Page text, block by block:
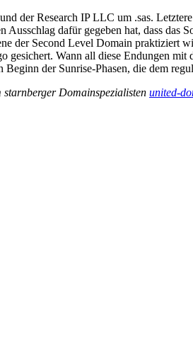
der Research IP LLC um .sas.
dafür gegeben hat, dass
der Second Level Domain praktiziert
Wann all diese Endungen
der Sunrise-Phasen, die dem
starnberger Domainspezialisten united-